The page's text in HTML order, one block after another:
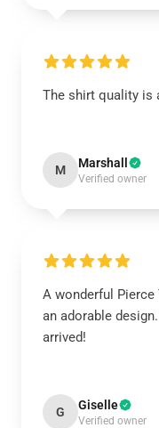
The shirt quality is
M Marshall
Verified owner
A wonderful
an adorable
arrived!
G Giselle
Verified owner